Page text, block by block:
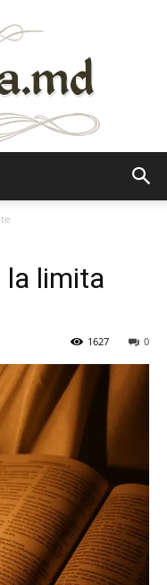
la limita
0
1627